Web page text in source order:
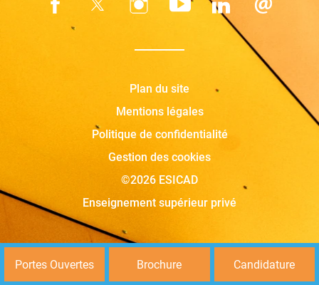
Plan du site
Mentions légales
Politique de confidentialité
Gestion des cookies
©2026 ESICAD
Enseignement supérieur privé
Portes Ouvertes Brochure Candidature